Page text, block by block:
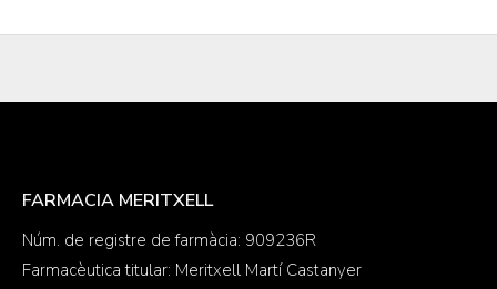
FARMACIA MERITXELL
Núm. de registre de farmàcia: 909236R
Farmacèutica titular: Meritxell Martí Castanyer